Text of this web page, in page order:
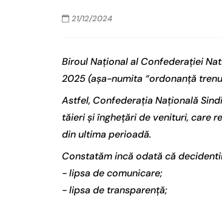
21/12/2024
Biroul Național al Confederației
2025 (așa-numita “ordonanță
Astfel, Confederația Națională
tăieri și înghețări de venituri, care
din ultima perioadă.
Constatăm incă odată că
- lipsa de comunicare;
- lipsa de transparență;